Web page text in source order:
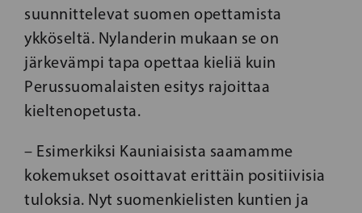
suunnittelevat suomen opettamista
ykköseltä. Nylanderin mukaan se on
järkevämpi tapa opettaa kieliä kuin
Perussuomalaisten esitys rajoittaa
kieltenopetusta.
– Esimerkiksi Kauniaisista saamamme
kokemukset osoittavat erittäin positiivisia
tuloksia. Nyt suomenkielisten kuntien ja